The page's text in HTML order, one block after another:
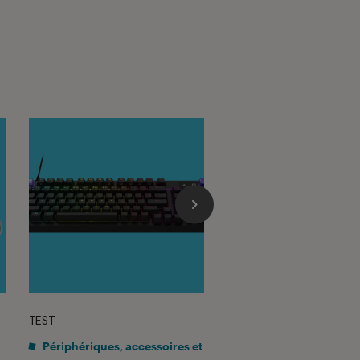
5
TEST
Périphériques, accessoires et